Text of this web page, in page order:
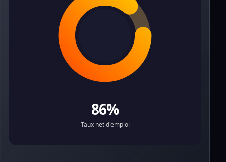
86%
Taux net d'emploi